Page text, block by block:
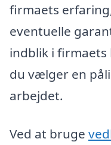
firmaets
eventuelle
indblik i
du vælger en
arbejdet.
Ved at bruge